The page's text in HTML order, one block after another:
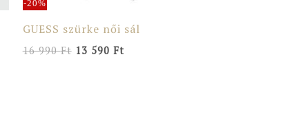
-20%
GUESS szürke női sál
16 990Ft 13 590 Ft